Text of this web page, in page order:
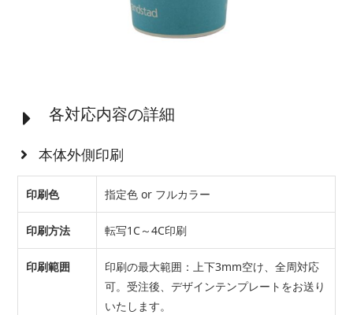
各対応内容の詳細
本体外側印刷
印刷色 指定色 or フルカラー
印刷方法 転写1C～4C印刷
印刷範囲
印刷の最大範囲：上下3mm空け、全周対応
可。受注後、デザインテンプレートをお送り
いたします。